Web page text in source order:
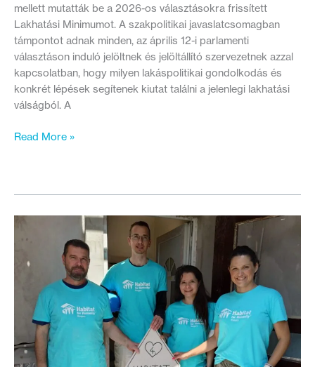
mellett mutatták be a 2026-os választásokra frissített
Lakhatási Minimumot. A szakpolitikai javaslatcsomagban
támpontot adnak minden, az április 12-i parlamenti
választáson induló jelöltnek és jelöltállító szervezetnek azzal
kapcsolatban, hogy milyen lakáspolitikai gondolkodás és
konkrét lépések segítenek kiutat találni a jelenlegi lakhatási
válságból. A
Mit
kormánynak
válság
megoldásáért?
Read More »